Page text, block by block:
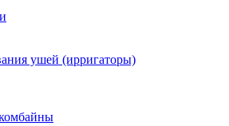
ушей (ирригаторы)